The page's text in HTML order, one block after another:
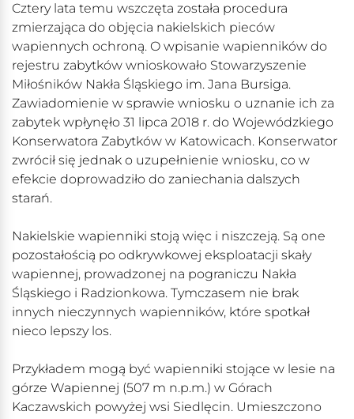
Cztery lata temu wszczęta została procedura
zmierzająca do objęcia nakielskich pieców
wapiennych ochroną. O wpisanie wapienników do
rejestru zabytków wnioskowało Stowarzyszenie
Miłośników Nakła Śląskiego im. Jana Bursiga.
Zawiadomienie w sprawie wniosku o uznanie ich za
zabytek wpłynęło 31 lipca 2018 r. do Wojewódzkiego
Konserwatora Zabytków w Katowicach. Konserwator
zwrócił się jednak o uzupełnienie wniosku, co w
efekcie doprowadziło do zaniechania dalszych
starań.
Nakielskie wapienniki stoją więc i niszczeją. Są one
pozostałością po odkrywkowej eksploatacji skały
wapiennej, prowadzonej na pograniczu Nakła
Śląskiego i Radzionkowa. Tymczasem nie brak
innych nieczynnych wapienników, które spotkał
nieco lepszy los.
Przykładem mogą być wapienniki stojące w lesie na
górze Wapiennej (507 m n.p.m.) w Górach
Kaczawskich powyżej wsi Siedlęcin. Umieszczono